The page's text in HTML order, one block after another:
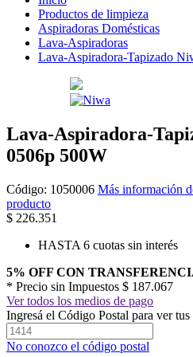
Productos de limpieza
Aspiradoras Domésticas
Lava-Aspiradoras
Lava-Aspiradora-Tapizado
Lava-Aspiradora-
0506p 500W
Código: 1050006 Más información
producto
$ 226.351
HASTA 6 cuotas sin interés
5% OFF CON
* Precio sin Impuestos $ 187.067
Ver todos los medios de pago
Ingresá el Código Postal para ver
No conozco el código postal